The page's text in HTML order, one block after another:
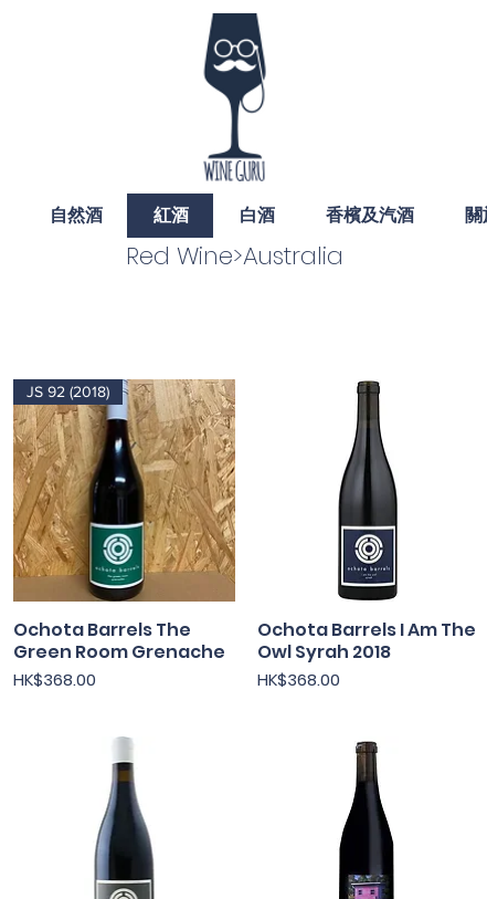
自然酒 紅酒 白酒 香檳及汽酒 關
Red Wine>Australia
快速瀏覽
JS 92 (2018)
Ochota Barrels The
Green Room Grenache
價格
HK$368.00
快速瀏覽
Ochota Barrels I Am The
Owl Syrah 2018
價格
HK$368.00